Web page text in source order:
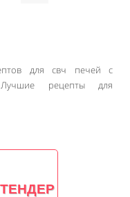
для свч печей с
рецепты для